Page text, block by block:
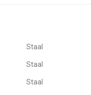
Staal
Staal
Staal